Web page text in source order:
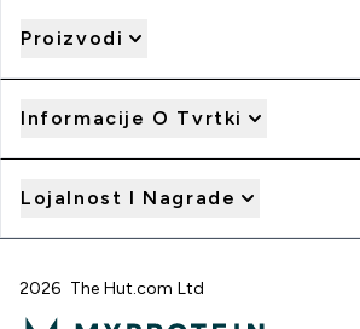
Proizvodi
Informacije O Tvrtki
Lojalnost I Nagrade
2026 The Hut.com Ltd